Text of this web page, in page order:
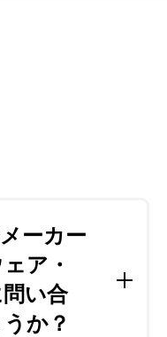
ーカー
ア・
い合
か？